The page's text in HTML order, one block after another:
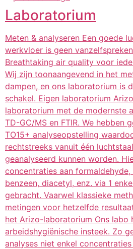
Laboratorium
Meten & analyseren Een goede
werkvloer is geen
Breathtaking air quality voor
Wij zijn toonaangevend in het
dampen, en ons laboratorium is
schakel. Eigen laboratorium
laboratorium met de modernste
TD-GC/MS en FTIR. We hebben
TO15+ analyseopstelling
rechtstreeks vanuit één
geanalyseerd kunnen worden.
concentraties aan formaldehyde,
benzeen, diacetyl, enz. via 1
gebracht. Vaarwel klassieke
metingen voor hetzelfde
het Arizo-laboratorium Ons labo
arbeidshygiënische insteek. Zo
analyses niet enkel